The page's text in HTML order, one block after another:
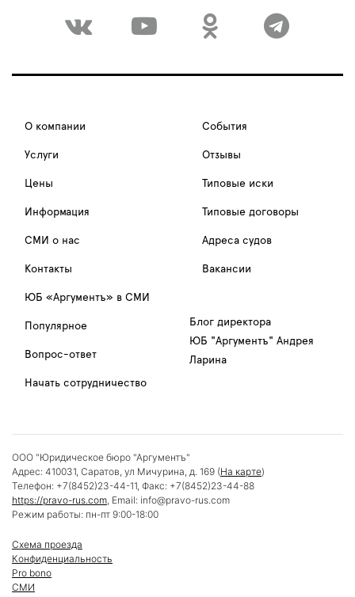
О компании
Услуги
Цены
Информация
СМИ о нас
Контакты
События
Отзывы
Типовые иски
Типовые договоры
Адреса судов
Вакансии
ЮБ «Аргументъ» в СМИ
Популярное
Вопрос-ответ
Начать сотрудничество
Блог директора
ЮБ "Аргументъ" Андрея
Ларина
ООО "Юридическое бюро "Аргументъ"
Адрес: 410031, Саратов, ул Мичурина, д. 169 (На карте)
Телефон: +7(8452)23-44-11, Факс: +7(8452)23-44-88
https://pravo-rus.com, Email: info@pravo-rus.com
Режим работы: пн-пт 9:00-18:00
Схема проезда
Конфиденциальность
Pro bono
СМИ